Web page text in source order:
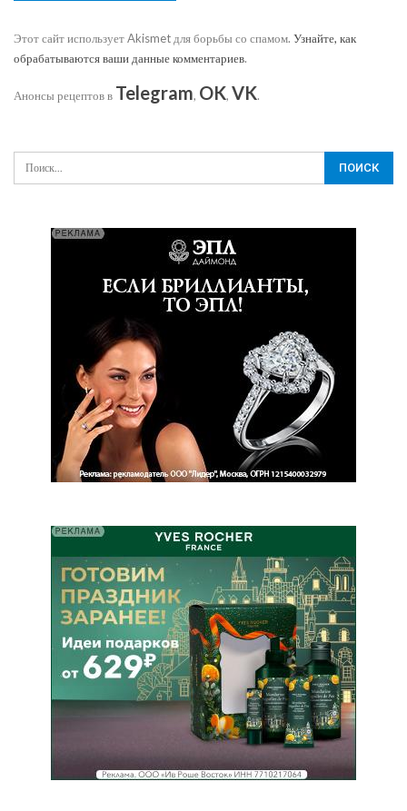
Этот сайт использует Akismet для борьбы со спамом. Узнайте, как
обрабатываются ваши данные комментариев.
Анонсы рецептов в Telegram, OK, VK.